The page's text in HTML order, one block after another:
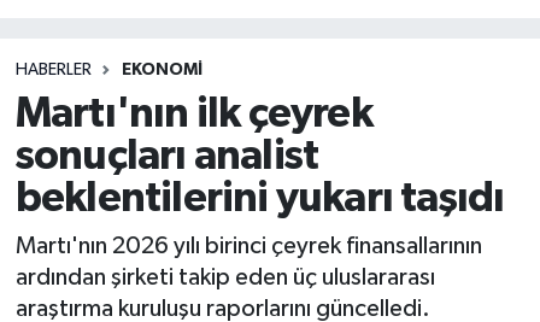
HABERLER EKONOMI
Martı'nın ilk çeyrek
sonuçları analist
beklentilerini yukarı taşıdı
Martı'nın 2026 yılı birinci çeyrek finansallarının
ardından şirketi takip eden üç uluslararası
araştırma kuruluşu raporlarını güncelledi.
Son Dakika Haberleri
Haber Arşivi